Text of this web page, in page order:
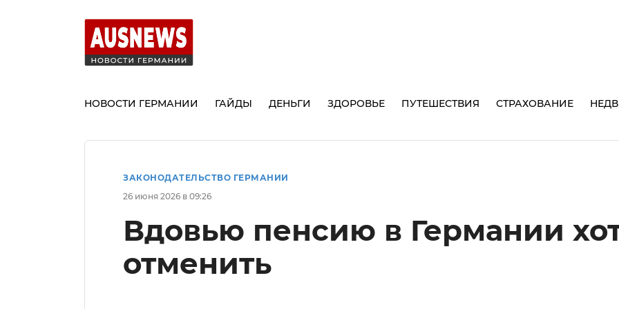
НОВОСТИ ГЕРМАНИИ ГАЙДЫ ДЕНЬГИ ЗДОРОВЬЕ ПУТЕШЕСТВИЯ СТРАХОВАНИЕ
ЗАКОНОДАТЕЛЬСТВО ГЕРМАНИИ
26 июня 2026 в 09:26
Вдовью пенсию в Германии
отменить